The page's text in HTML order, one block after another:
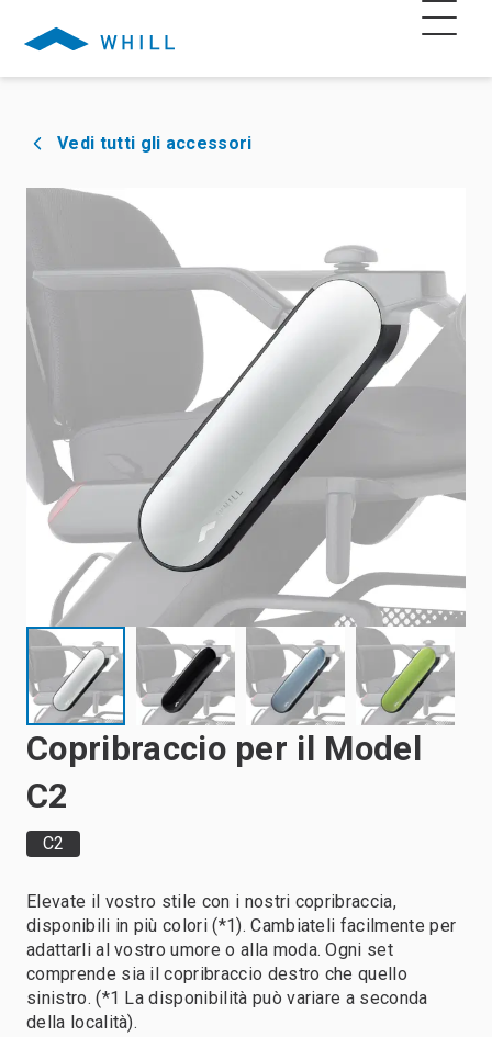
Vedi tutti gli accessori
Copribraccio per il Model
C2
C2
Elevate il vostro stile con i nostri copribraccia,
disponibili in più colori (*1). Cambiateli facilmente per
adattarli al vostro umore o alla moda. Ogni set
comprende sia il copribraccio destro che quello
sinistro. (*1 La disponibilità può variare a seconda
della località).